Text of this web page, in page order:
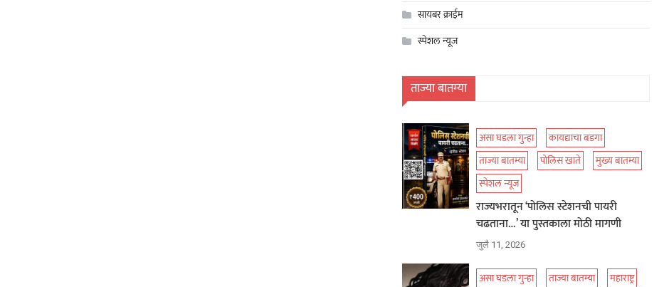
सायबर क्राईम
स्पेशल न्यूज
ताज्या बातम्या
असा घडला गुन्हा
कायद्याचा बडगा
ताज्या बातम्या
पोलिस खाते
मुख्य बातम्या
स्पेशल न्यूज
राज्यभरातून ‘पोलिस स्टेशनची पायरी
चढताना…’ या पुस्तकाला मोठी मागणी
जुलै 11, 2026
असा घडला गुन्हा ताज्या बातम्या महाराष्ट्र